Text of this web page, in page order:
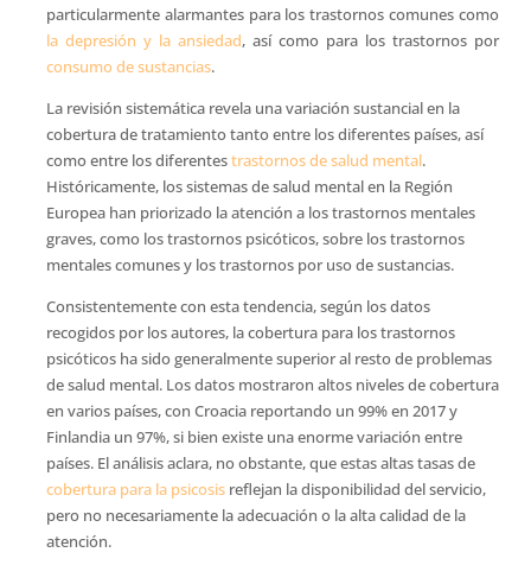
particularmente alarmantes para los trastornos comunes como
la depresión y la ansiedad, así como para los trastornos por
consumo de sustancias.
La revisión sistemática revela una variación sustancial en la
cobertura de tratamiento tanto entre los diferentes países, así
como entre los diferentestrastornos de salud mental.
Históricamente, los sistemas de salud mental en la Región
Europea han priorizado la atención a los trastornos mentales
graves, como los trastornos psicóticos, sobre los trastornos
mentales comunes y los trastornos por uso de sustancias.
Consistentemente con esta tendencia, según los datos
recogidos por los autores, la cobertura para los trastornos
psicóticos ha sido generalmente superior al resto de problemas
de salud mental. Los datos mostraron altos niveles de cobertura
en varios países, con Croacia reportando un 99% en 2017 y
Finlandia un 97%, si bien existe una enorme variación entre
países. El análisis aclara, no obstante, que estas altas tasas de
cobertura para la psicosisreflejan la disponibilidad del servicio,
pero no necesariamente la adecuación o la alta calidad de la
atención.